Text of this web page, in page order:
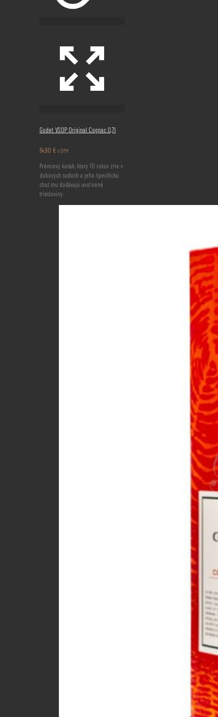
Godet VSOP Original Cognac 0,7l
54,90 € s DPH
Prémiový koňak, ktorý 10 rokov zrie v
dubových sudoch a jeho špecifickú
chuť mu dodávajú uvoľnené
triesloviny.